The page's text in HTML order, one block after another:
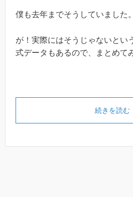
僕も去年までそうしていました。
が！実際にはそうじゃないとい
式データもあるので、まとめて
続きを読む